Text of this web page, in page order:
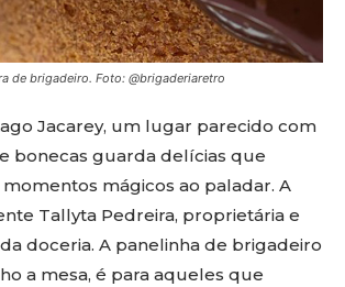
de brigadeiro. Foto: @brigaderiaretro
Jacarey, um lugar parecido com
bonecas guarda delícias que
mágicos ao paladar. A
Tallyta Pedreira, proprietária e
doceria. A panelinha de brigadeiro
a mesa, é para aqueles que